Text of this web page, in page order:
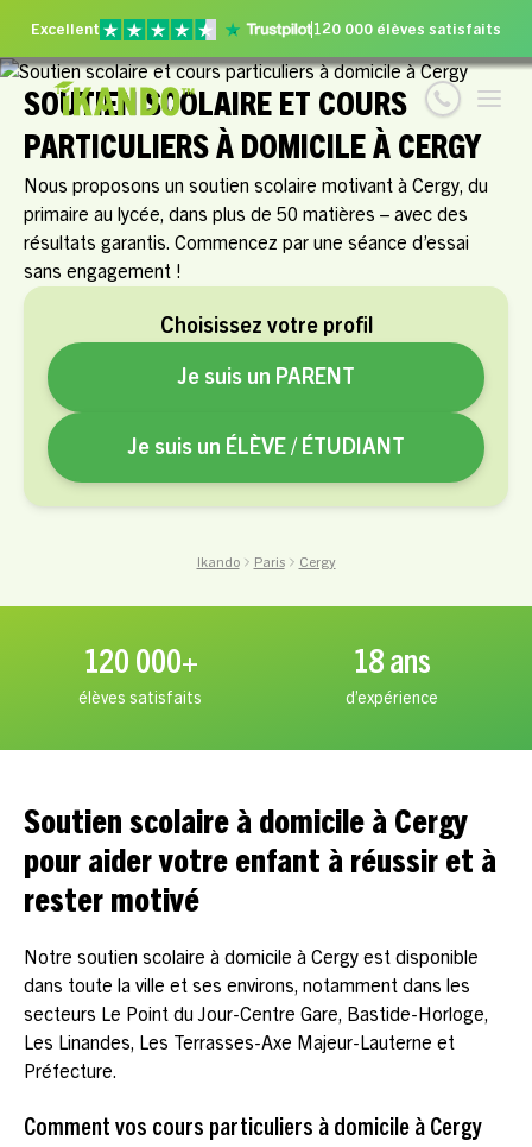
Excellent 120 000 élèves satisfaits
Ikando Paris Cergy
SOUTIEN SCOLAIRE ET COURS
PARTICULIERS À DOMICILE À CERGY
Nous proposons un soutien scolaire motivant à Cergy, du
primaire au lycée, dans plus de 50 matières – avec des
résultats garantis. Commencez par une séance d’essai
sans engagement !
Choisissez votre profil
Je suis un PARENT
Je suis un ÉLÈVE / ÉTUDIANT
120 000+
élèves satisfaits
18 ans
d’expérience
Soutien scolaire à domicile à Cergy
pour aider votre enfant à réussir et à
rester motivé
Notre soutien scolaire à domicile à Cergy est disponible
dans toute la ville et ses environs, notamment dans les
secteurs Le Point du Jour-Centre Gare, Bastide-Horloge,
Les Linandes, Les Terrasses-Axe Majeur-Lauterne et
Préfecture.
Comment vos cours particuliers à domicile à Cergy